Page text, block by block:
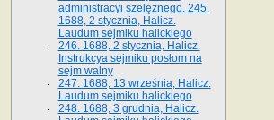
administracyi szelężnego. 245.
1688, 2 stycznia, Halicz.
Laudum sejmiku halickiego
246. 1688, 2 stycznia, Halicz.
Instrukcya sejmiku posłom na
sejm walny
247. 1688, 13 września, Halicz.
Laudum sejmiku halickiego
248. 1688, 3 grudnia, Halicz.